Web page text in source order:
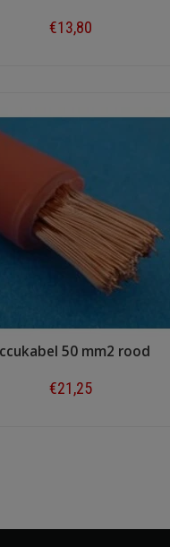
€13,80
50 mm2 rood
€21,25